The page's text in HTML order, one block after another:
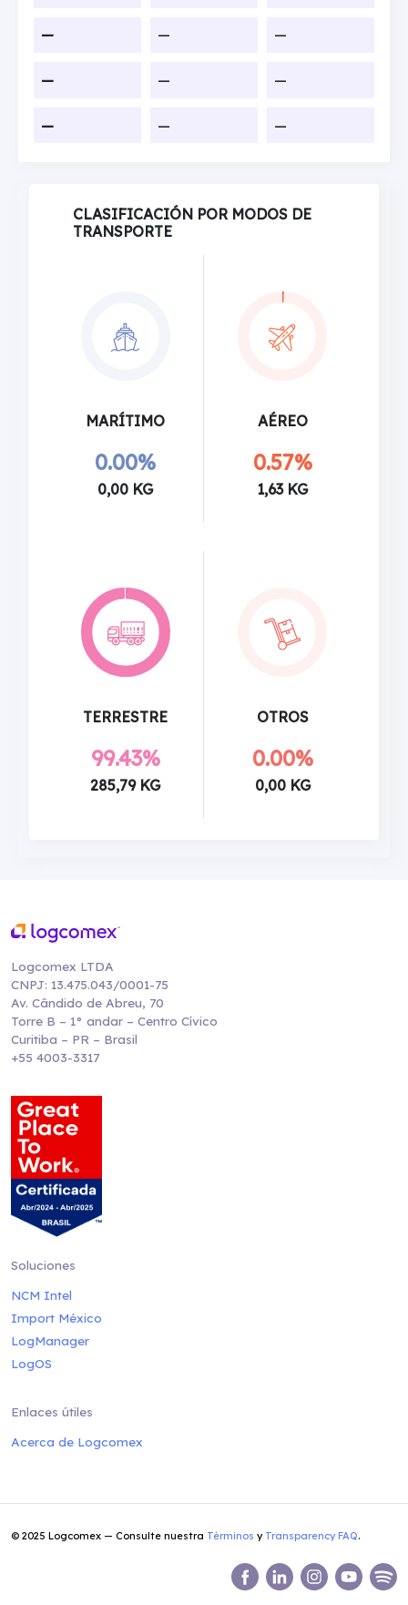
— — —
— — —
— — —
CLASIFICACIÓN POR MODOS DE
TRANSPORTE
MARÍTIMO
0.00%
0,00 KG
AÉREO
0.57%
1,63 KG
TERRESTRE
99.43%
285,79 KG
OTROS
0.00%
0,00 KG
Logcomex LTDA
CNPJ: 13.475.043/0001-75
Av. Cândido de Abreu, 70
Torre B – 1° andar – Centro Cívico
Curitiba – PR – Brasil
+55 4003-3317
Soluciones
NCM Intel
Import México
LogManager
LogOS
Enlaces útiles
Acerca de Logcomex
© 2025 Logcomex — Consulte nuestra Términos y Transparency FAQ.